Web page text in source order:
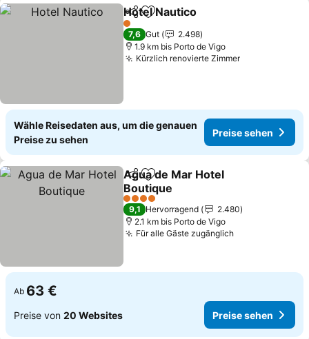
TeilenZu Favoriten hinzufügen
Hotel Nautico
1 Sterne
7,6 Gut
2.498
1.9 km bis Porto de Vigo
Kürzlich renovierte Zimmer
Wähle Reisedaten aus, um die genauen
Preise zu sehen
Preise sehen
TeilenZu Favoriten hinzufügen
Agua de Mar Hotel
Boutique
4 Sterne
9,1 Hervorragend
2.480
2.1 km bis Porto de Vigo
Für alle Gäste zugänglich
Ab 63 €
Preise von 20 Websites Preise sehen